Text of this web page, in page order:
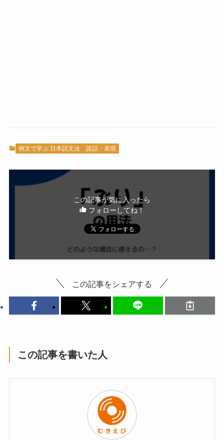
例文で学ぶ 日本語文法 談話・表現
この記事が気に入ったら
フォローしてね！
この記事をシェアする
この記事を書いた人